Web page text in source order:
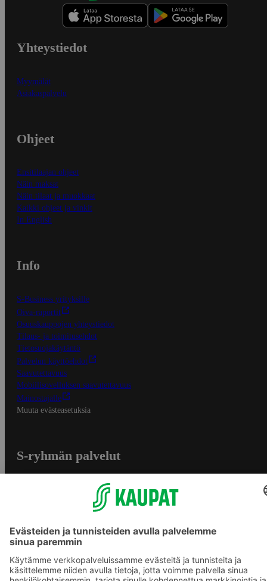
Yhteystiedot
Myymälät
Asiakaspalvelu
Ohjeet
Ensitilaajan ohjeet
Näin maksat
Näin tilaat ja muokkaat
Kaikki ohjeet ja vinkit
In English
Info
S-Business yrityksille
Oiva-raportit
Osuuskauppojen yhteystiedot
Tilaus- ja toimitusehdot
Tietosuojakäytäntö
Palvelun käyttöehdot
Saavutettavuus
Mobiilisovelluksen saavutettavuus
Mainostajalle
Muuta evästeasetuksia
S-ryhmän palvelut
S-ostoslista -sovellus
Prisma.fi
Sokos.fi
S-Pankki